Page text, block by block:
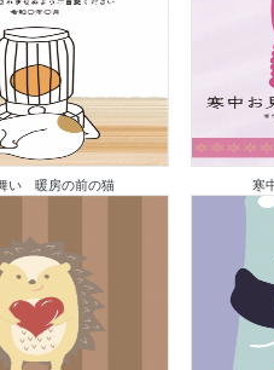
い 暖房の前の猫 寒